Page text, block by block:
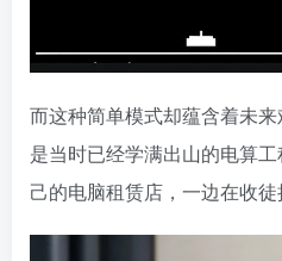
而这种简单模式却蕴含着未
是当时已经学满出山的电算
己的电脑租赁店，一边在收徒